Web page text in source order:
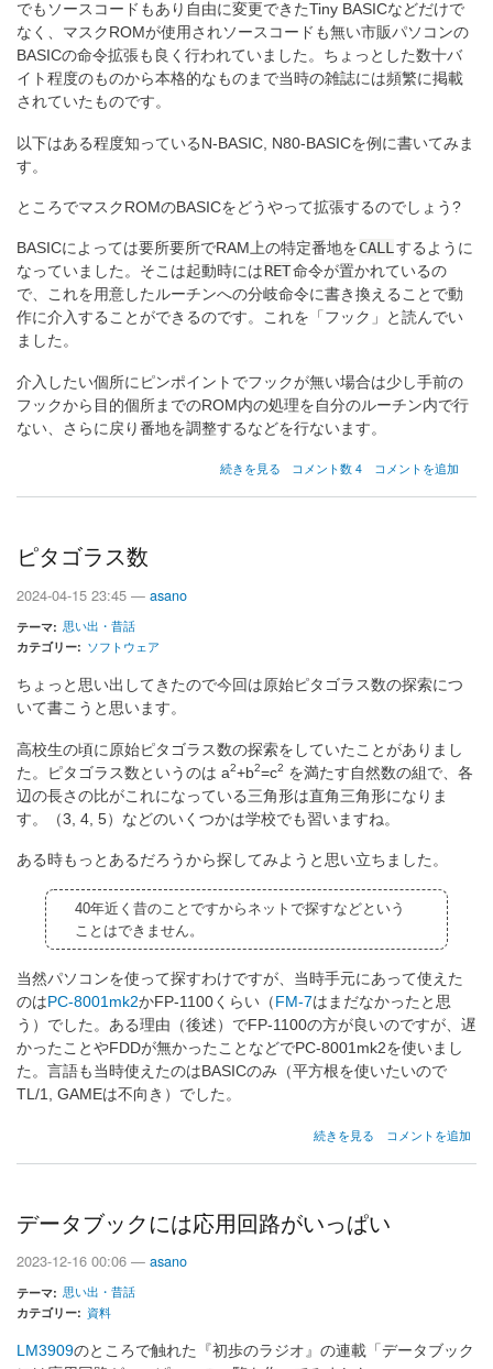
でもソースコードもあり自由に変更できたTiny BASICなどだけで
なく、マスクROMが使用されソースコードも無い市販パソコンの
BASICの命令拡張も良く行われていました。ちょっとした数十バ
イト程度のものから本格的なものまで当時の雑誌には頻繁に掲載
されていたものです。
以下はある程度知っているN-BASIC, N80-BASICを例に書いてみま
す。
ところでマスクROMのBASICをどうやって拡張するのでしょう?
BASICによっては要所要所でRAM上の特定番地を CALLするように
なっていました。そこは起動時には RET命令が置かれているの
で、これを用意したルーチンへの分岐命令に書き換えることで動
作に介入することができるのです。これを「フック」と読んでい
ました。
介入したい個所にピンポイントでフックが無い場合は少し手前の
フックから目的個所までのROM内の処理を自分のルーチン内で行
ない、さらに戻り番地を調整するなどを行ないます。
BASIC
続きを見る コメント数 4 コメントを追加
ピタゴラス数
2024-04-15 23:45 — asano
テーマ
思い出・昔話
カテゴリー
ソフトウェア
ちょっと思い出してきたので今回は原始ピタゴラス数の探索につ
いて書こうと思います。
高校生の頃に原始ピタゴラス数の探索をしていたことがありまし
た。ピタゴラス数というのは a2+b2=c2 を満たす自然数の組で、各
辺の長さの比がこれになっている三角形は直角三角形になりま
す。（3, 4, 5）などのいくつかは学校でも習いますね。
ある時もっとあるだろうから探してみようと思い立ちました。
40年近く昔のことですからネットで探すなどという
ことはできません。
当然パソコンを使って探すわけですが、当時手元にあって使えた
のは PC-8001mk2かFP-1100くらい（ FM-7はまだなかったと思
う）でした。ある理由（後述）でFP-1100の方が良いのですが、遅
かったことやFDDが無かったことなどでPC-8001mk2を使いまし
た。言語も当時使えたのはBASICのみ（平方根を使いたいので
TL/1, GAMEは不向き）でした。
ピ
数
続きを見る コメントを追加
データブックには応用回路がいっぱい
2023-12-16 00:06 — asano
テーマ
思い出・昔話
カテゴリー
資料
LM3909のところで触れた『初歩のラジオ』の連載「データブック